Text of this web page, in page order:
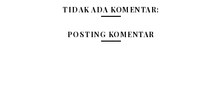
TIDAK ADA KOMENTAR:
POSTING KOMENTAR